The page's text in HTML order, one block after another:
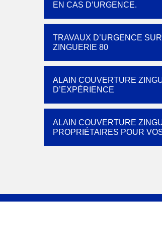
EN CAS D’URGENCE.
TRAVAUX D’URGENCE
ZINGUERIE 80
ALAIN COUVERTURE
D’EXPÉRIENCE
ALAIN COUVERTURE
PROPRIÉTAIRES POUR